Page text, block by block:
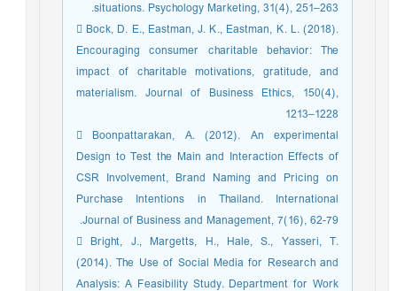
situations. Psychology Marketing, 31(4), 251–263.
 Bock, D. E., Eastman, J. K., Eastman, K. L. (2018).
Encouraging consumer charitable behavior: The
impact of charitable motivations, gratitude, and
materialism. Journal of Business Ethics, 150(4),
1213–1228
 Boonpattarakan, A. (2012). An experimental
Design to Test the Main and Interaction Effects of
CSR Involvement, Brand Naming and Pricing on
Purchase Intentions in Thailand. International
Journal of Business and Management, 7(16), 62-79.
 Bright, J., Margetts, H., Hale, S., Yasseri, T.
(2014). The Use of Social Media for Research and
Analysis: A Feasibility Study. Department for Work